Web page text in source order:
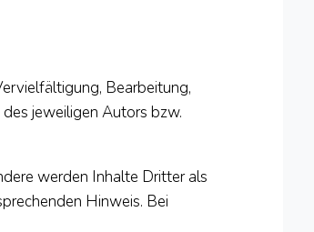
Bearbeitung,
jeweiligen Autors bzw.
werden Inhalte Dritter als
Hinweis. Bei